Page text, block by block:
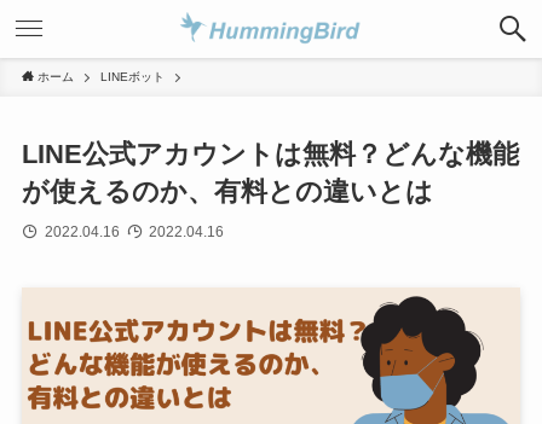
ホーム LINEボット
LINE公式アカウントは無料？どんな機能
が使えるのか、有料との違いとは
2022.04.16 2022.04.16